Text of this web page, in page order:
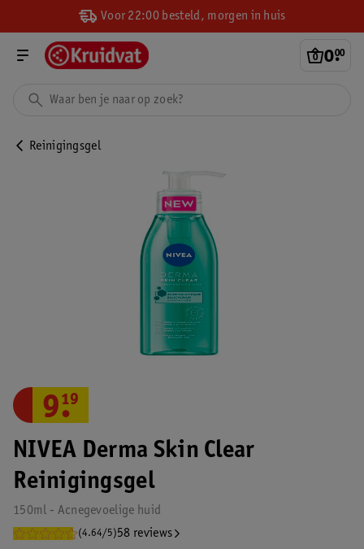
Voor 22:00 besteld, morgen in huis
0.
00
Reinigingsgel
NIVEA Derma Skin Clear
Reinigingsgel
150ml - Acnegevoelige huid
(4.64/5)58 reviews
9.
19